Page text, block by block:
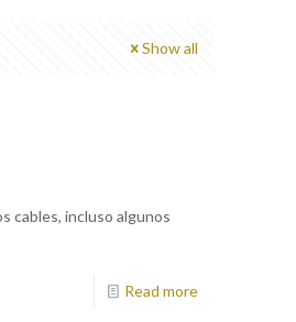
Show all
cables, incluso algunos
Read more